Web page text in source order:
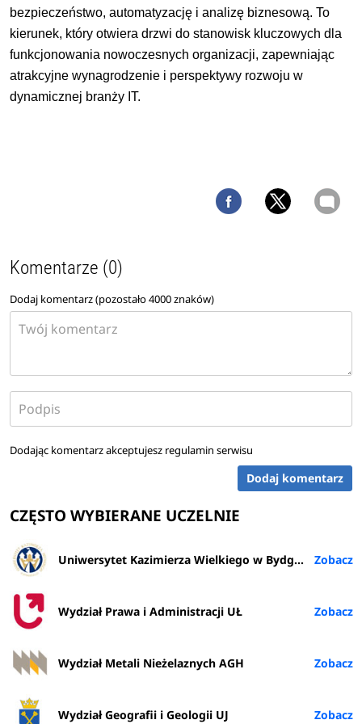
bezpieczeństwo, automatyzację i analizę biznesową. To
kierunek, który otwiera drzwi do stanowisk kluczowych dla
funkcjonowania nowoczesnych organizacji, zapewniając
atrakcyjne wynagrodzenie i perspektywy rozwoju w
dynamicznej branży IT.
Komentarze (0)
Dodaj komentarz (pozostało4000znaków)
Dodając komentarz akceptujesz regulamin serwisu
Dodaj komentarz
CZĘSTO WYBIERANE UCZELNIE
Uniwersytet Kazimierza Wielkiego w Bydgoszczy
Wydział Prawa i Administracji UŁ
Wydział Metali Nieżelaznych AGH
Wydział Geografii i Geologii UJ